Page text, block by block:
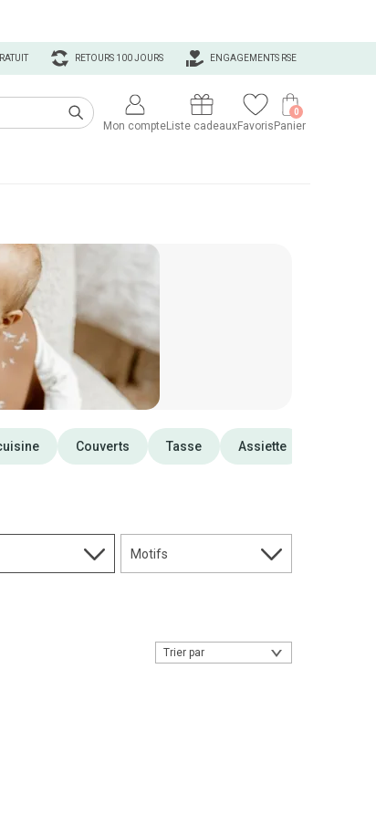
ENGAGEMENTS RSE
RETOURS 100 JOURS
Mon compteListe cadeauxFavorisPanier
0
Couverts Tasse Assiette
Motifs
Trier par